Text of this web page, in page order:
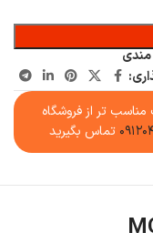
مندی
تر از فروشگاه
تماس بگیرید